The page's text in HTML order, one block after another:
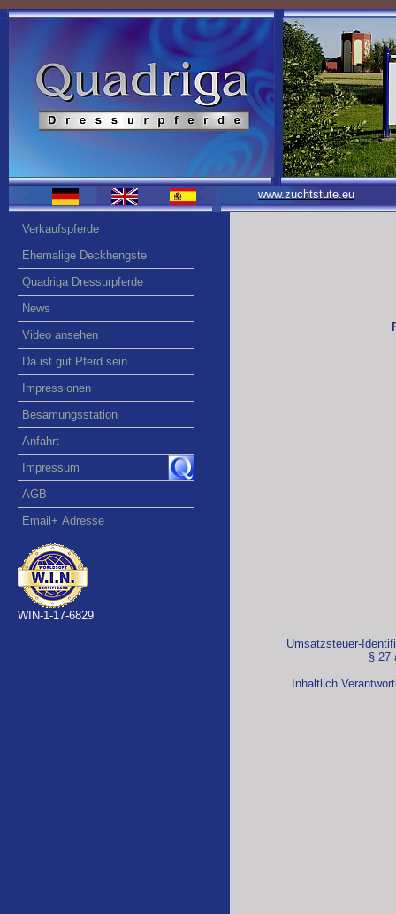
Verkaufspferde
Ehemalige Deckhengste
Quadriga Dressurpferde
News
Video ansehen
Da ist gut Pferd sein
Impressionen
Besamungsstation
Anfahrt
Impressum
AGB
Email+ Adresse
WIN-1-17-6829
www.zuchtstute.eu
Umsatzsteuer-
§ 27
Inhaltlich